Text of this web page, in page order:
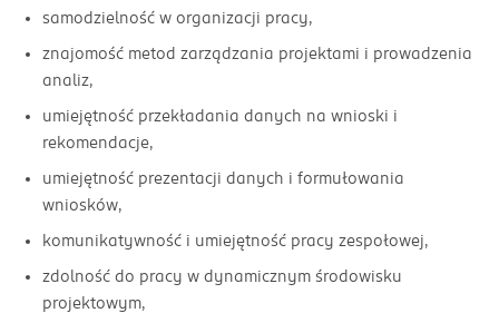
samodzielność w organizacji pracy,
znajomość metod zarządzania projektami i prowadzenia
analiz,
umiejętność przekładania danych na wnioski i
rekomendacje,
umiejętność prezentacji danych i formułowania
wniosków,
komunikatywność i umiejętność pracy zespołowej,
zdolność do pracy w dynamicznym środowisku
projektowym,